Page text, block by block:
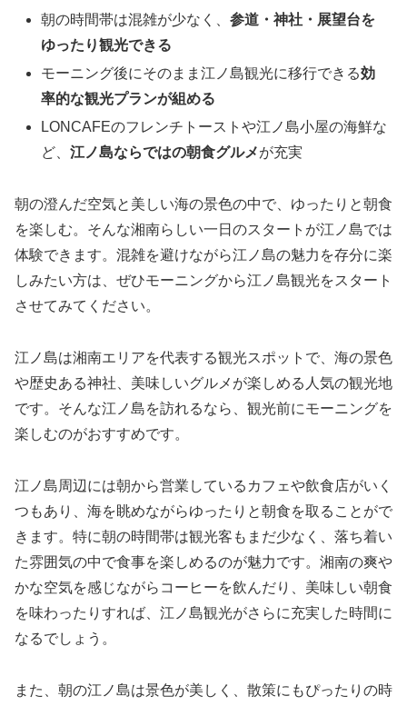
朝の時間帯は混雑が少なく、参道・神社・展望台を
ゆったり観光できる
モーニング後にそのまま江ノ島観光に移行できる効
率的な観光プランが組める
LONCAFEのフレンチトーストや江ノ島小屋の海鮮な
ど、江ノ島ならではの朝食グルメが充実
朝の澄んだ空気と美しい海の景色の中で、ゆったりと朝食
を楽しむ。そんな湘南らしい一日のスタートが江ノ島では
体験できます。混雑を避けながら江ノ島の魅力を存分に楽
しみたい方は、ぜひモーニングから江ノ島観光をスタート
させてみてください。
江ノ島は湘南エリアを代表する観光スポットで、海の景色
や歴史ある神社、美味しいグルメが楽しめる人気の観光地
です。そんな江ノ島を訪れるなら、観光前にモーニングを
楽しむのがおすすめです。
江ノ島周辺には朝から営業しているカフェや飲食店がいく
つもあり、海を眺めながらゆったりと朝食を取ることがで
きます。特に朝の時間帯は観光客もまだ少なく、落ち着い
た雰囲気の中で食事を楽しめるのが魅力です。湘南の爽や
かな空気を感じながらコーヒーを飲んだり、美味しい朝食
を味わったりすれば、江ノ島観光がさらに充実した時間に
なるでしょう。
また、朝の江ノ島は景色が美しく、散策にもぴったりの時